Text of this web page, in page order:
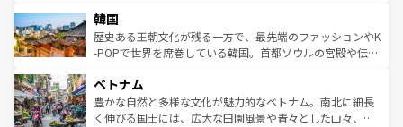
はコンテンツ一覧
いる。アクティビティも充実しており、サーフィンやダイ
ビング、ハイキングなど、アウトドア好きにはたまらな
い。オーストラリアの多彩な魅力を存分に味わいつくそ
参照してほしい。
ン）、静ひつな山岳地帯である台湾東部など、都市の喧騒
と山間の静けさが共存しており、訪れる人に新しい発見と
驚きをもたらしてくれる。また、奥深い台湾の食文化も魅
容にもいいと評判のスイーツなど、バラエティ豊かな料理
が味わえる。 なお、新着の台湾情報は コンテンツ一覧を参
照してほしい。
韓国
歴史ある王朝文化が残る一方で、最先端のファッションやK
-POPで世界を席巻している韓国。首都ソウルの宮殿や伝統
き、地方に足を延ばせば四季折々の自然美を楽しむことが
できる。そして、キムチや焼肉、絶品のストリートフード
まで、さまざまな韓国料理が待っている。夜には、韓国な
ベトナム
豊かな自然と多様な文化が魅力的なベトナム。南北に細長
く伸びる国土には、広大な田園風景や青々とした山々、世